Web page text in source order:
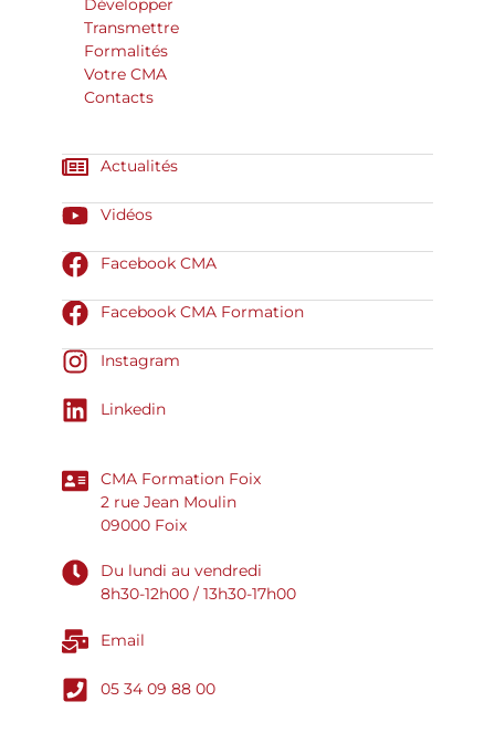
Développer
Transmettre
Formalités
Votre CMA
Contacts
Actualités
Vidéos
Facebook CMA
Facebook CMA Formation
Instagram
Linkedin
CMA Formation Foix
2 rue Jean Moulin
09000 Foix
Du lundi au vendredi
8h30-12h00 / 13h30-17h00
Email
05 34 09 88 00